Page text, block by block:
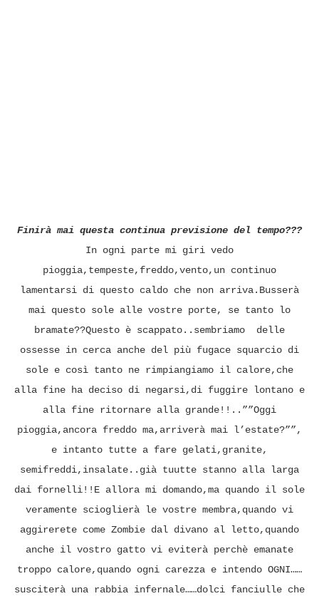
Finirà mai questa continua previsione del tempo???
In ogni parte mi giri vedo
pioggia,tempeste,freddo,vento,un continuo
lamentarsi di questo caldo che non arriva.Busserà
mai questo sole alle vostre porte, se tanto lo
bramate??Questo è scappato..sembriamo delle
ossesse in cerca anche del più fugace squarcio di
sole e così tanto ne rimpiangiamo il calore,che
alla fine ha deciso di negarsi,di fuggire lontano e
alla fine ritornare alla grande!!..””Oggi
pioggia,ancora freddo ma,arriverà mai l’estate?””,
e intanto tutte a fare gelati,granite,
semifreddi,insalate..già tuutte stanno alla larga
dai fornelli!!E allora mi domando,ma quando il sole
veramente scioglierà le vostre membra,quando vi
aggirerete come Zombie dal divano al letto,quando
anche il vostro gatto vi eviterà perchè emanate
troppo calore,quando ogni carezza e intendo OGNI……
susciterà una rabbia infernale……dolci fanciulle che